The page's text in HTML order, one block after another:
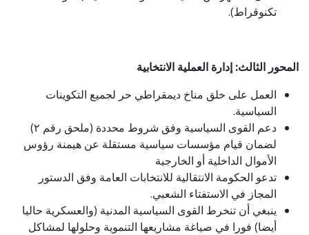
تكنوقراط).
المحور الثالث: إدارة العملية الانتخابية
العمل على خلق مناخ ديمقراطي حر لجميع التكوينات
السیاسیة.
دعم القوى السیاسیة وفق شروط محددة (ملحق رقم ٢)
لضمان قيام مؤسسات سياسية مستقلة عن هيمنة رؤوس
الأموال الداخلية أو الخارجية
تدعو الحكومة الانتقالية للانتخابات العامة وفق الدستور
المجاز في الاستفتاء الشعبي.
ينبغي أن تنخرط القوى السیاسیة المدنية (والعسكرية حاليا
أيضا) فورا في صياغة مشاريعها التنموية وحلولها لمشاكل